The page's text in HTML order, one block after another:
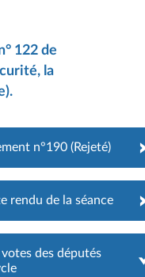
122 de
la
n°190 (Rejeté)
rendu de la séance
des députés